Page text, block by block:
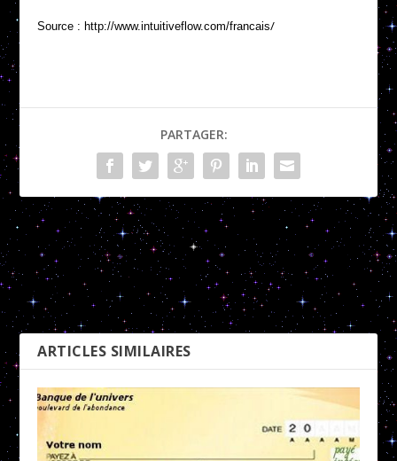
Source :http://www.intuitiveflow.com/francais/
PARTAGER:
Méditation 4 paroles qui
guérissent
PRÉCÉDENT
Test – Etes-vous
dépressive ?
SUIVANT
ARTICLES SIMILAIRES